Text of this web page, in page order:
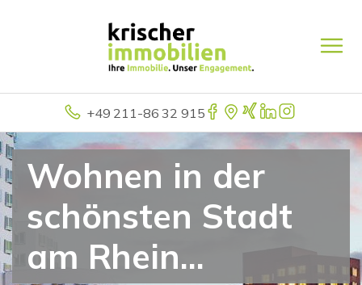
+49 211-86 32 915
Wohnen in der
schönsten Stadt
am Rhein...